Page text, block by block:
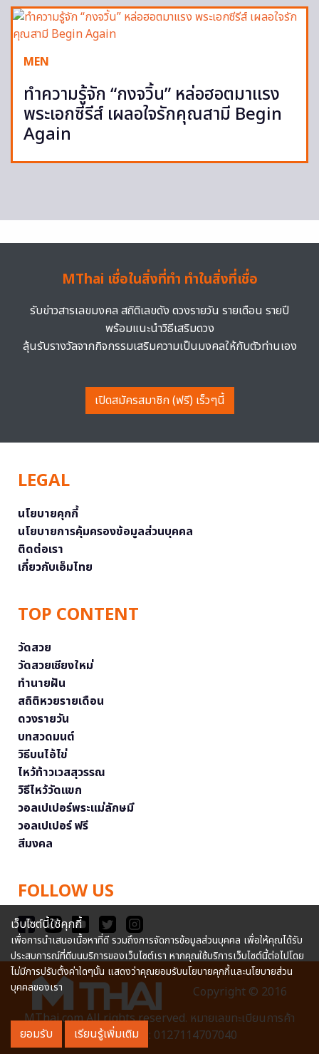
MEN
ทำความรู้จัก “กงจวิ้น” หล่อฮอตมาแรง
พระเอกซีรีส์ เผลอใจรักคุณสามี Begin
Again
MThai เชื่อในสิ่งที่ทำ ทำในสิ่งที่เชื่อ
รับข่าวสารเลขมงคล สถิติเลขดัง ดวงรายวัน รายเดือน รายปี
พร้อมแนะนำวิธีเสริมดวง
ลุ้นรับรางวัลจากกิจกรรมเสริมความเป็นมงคลให้กับตัวท่านเอง
เปิดสมัครสมาชิก (ฟรี) เร็วๆนี้
LEGAL
นโยบายคุกกี้
นโยบายการคุ้มครองข้อมูลส่วนบุคคล
ติดต่อเรา
เกี่ยวกับเอ็มไทย
TOP CONTENT
วัดสวย
วัดสวยเชียงใหม่
ทำนายฝัน
สถิติหวยรายเดือน
ดวงรายวัน
บทสวดมนต์
วิธีบนไอ้ไข่
ไหว้ท้าวเวสสุวรรณ
วิธีไหว้วัดแขก
วอลเปเปอร์พระแม่ลักษมี
วอลเปเปอร์ ฟรี
สีมงคล
FOLLOW US
Copyright © 2016
MThai.com All rights reserved. หมายเลขทะเบียนการค้า
อิเล็กทรอนิกส์ : 0127114707040
เว็บไซต์นี้ใช้คุกกี้
เพื่อการนำเสนอเนื้อหาที่ดี รวมถึงการจัดการข้อมูลส่วนบุคคล เพื่อให้คุณได้รับ
ประสบการณ์ที่ดีบนบริการของเว็บไซต์เรา หากคุณใช้บริการเว็บไซต์นี้ต่อไปโดย
ไม่มีการปรับตั้งค่าใดๆนั้น แสดงว่าคุณยอมรับนโยบายคุกกี้และนโยบายส่วน
บุคคลของเรา
ยอมรับ เรียนรู้เพิ่มเติม